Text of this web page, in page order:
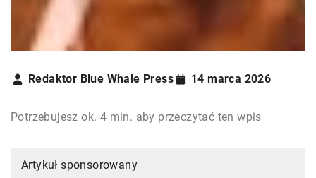
Redaktor Blue Whale Press 14 marca 2026
Potrzebujesz ok. 4 min. aby przeczytać ten wpis
Artykuł sponsorowany